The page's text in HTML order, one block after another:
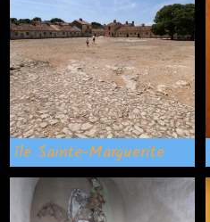
île Sainte-Marguerite